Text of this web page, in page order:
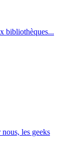
bibliothèques...
les geeks